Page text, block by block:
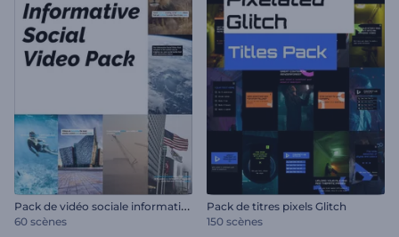
P
ack de vidéo sociale informative
60 scènes
Pack de titres pixels Glitch
150 scènes